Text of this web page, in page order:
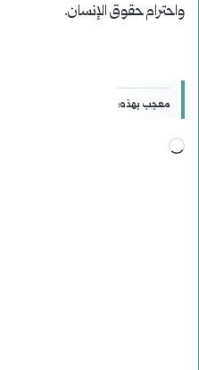
واحترام حقوق الإنسان.
معجب بهذه:
جاري